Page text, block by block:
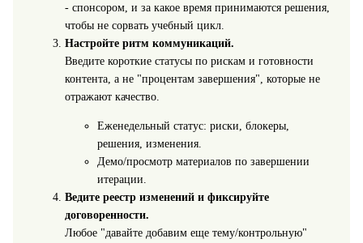
- спонсором, и за какое время принимаются решения,
чтобы не сорвать учебный цикл.
Настройте ритм коммуникаций.
Введите короткие статусы по рискам и готовности
контента, а не "процентам завершения", которые не
отражают качество.
Еженедельный статус: риски, блокеры,
решения, изменения.
Демо/просмотр материалов по завершении
итерации.
Ведите реестр изменений и фиксируйте
договоренности.
Любое "давайте добавим еще тему/контрольную"